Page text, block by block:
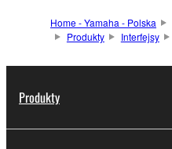
Home - Yamaha - Polska
Produkty
Interfejsy
Produkty